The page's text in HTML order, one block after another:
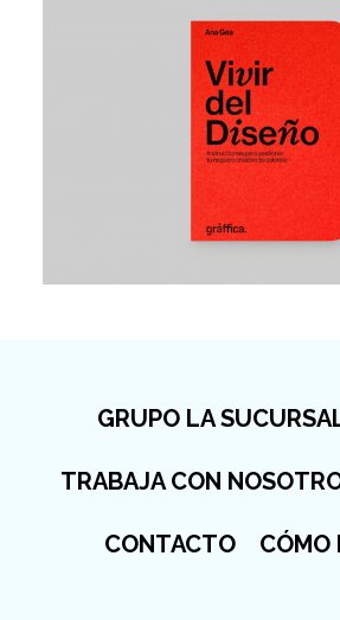
GRUPO LA
TRABAJA CON
CONTACTO CÓMO